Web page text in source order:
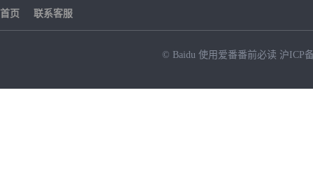
首页 联系客服
© Baidu 使用爱番番前必读 沪ICP